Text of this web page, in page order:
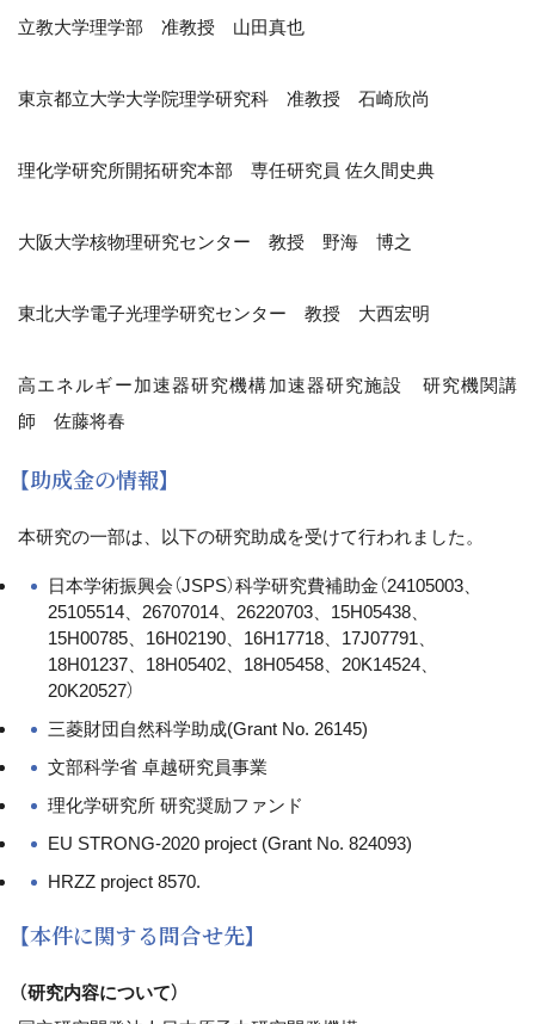
立教大学理学部 准教授 山田真也
東京都立大学大学院理学研究科 准教授 石崎欣尚
理化学研究所開拓研究本部 専任研究員 佐久間史典
大阪大学核物理研究センター 教授 野海 博之
東北大学電子光理学研究センター 教授 大西宏明
高エネルギー加速器研究機構加速器研究施設 研究機関講
師 佐藤将春
【助成金の情報】
本研究の一部は、以下の研究助成を受けて行われました。
日本学術振興会（JSPS）科学研究費補助金（24105003、
25105514、26707014、26220703、15H05438、
15H00785、16H02190、16H17718、17J07791、
18H01237、18H05402、18H05458、20K14524、
20K20527）
三菱財団自然科学助成(Grant No. 26145)
文部科学省 卓越研究員事業
理化学研究所 研究奨励ファンド
EU STRONG-2020 project (Grant No. 824093)
HRZZ project 8570.
【本件に関する問合せ先】
（研究内容について）